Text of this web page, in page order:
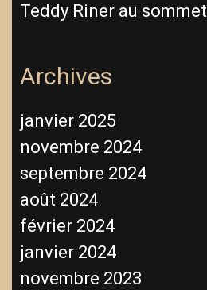
Teddy Riner au sommet
Archives
janvier 2025
novembre 2024
septembre 2024
août 2024
février 2024
janvier 2024
novembre 2023